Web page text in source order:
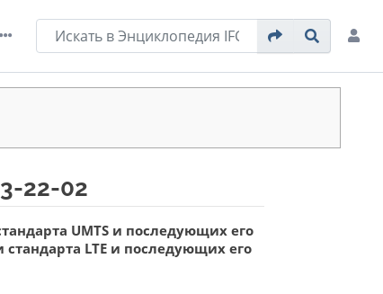
22-02
UMTS и последующих его
LTE и последующих его